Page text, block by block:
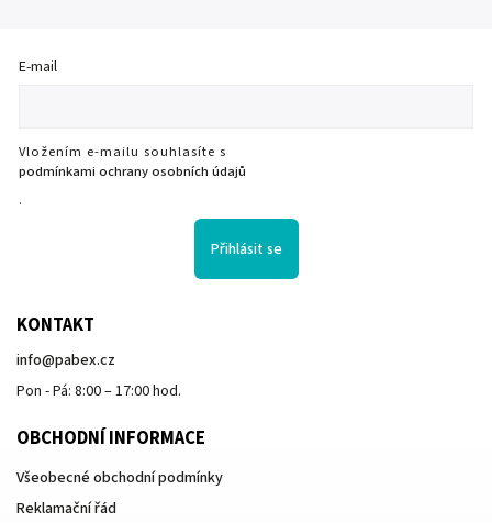
E-mail
Vložením e-mailu souhlasíte s
podmínkami ochrany osobních údajů
.
Přihlásit se
KONTAKT
info@pabex.cz
Pon - Pá: 8:00 – 17:00 hod.
OBCHODNÍ INFORMACE
Všeobecné obchodní podmínky
Reklamační řád